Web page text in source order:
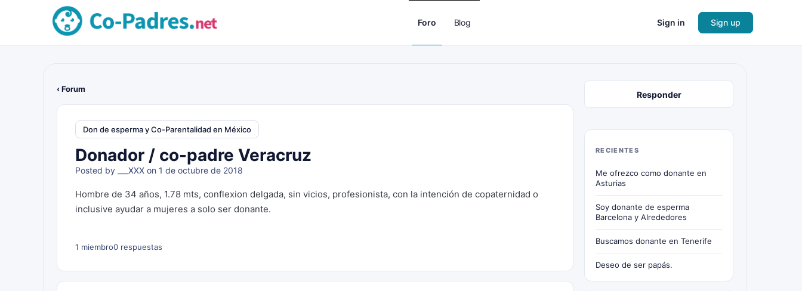
Foro Blog Sign in Sign up
‹ Forum
Don de esperma y Co-Parentalidad en México
Donador / co-padre Veracruz
Posted by ___XXX on 1 de octubre de 2018
Hombre de 34 años, 1.78 mts, conflexion delgada, sin vicios, profesionista, con la intención de copaternidad o
inclusive ayudar a mujeres a solo ser donante.
1 miembro0 respuestas
Responder
RECIENTES
Me ofrezco como donante en
Asturias
Soy donante de esperma
Barcelona y Alrededores
Buscamos donante en Tenerife
Deseo de ser papás.